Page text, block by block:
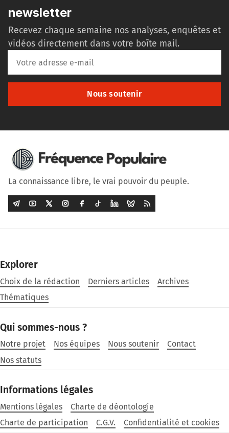
newsletter
Recevez chaque semaine nos analyses, enquêtes et
vidéos directement dans votre boîte mail.
Nous soutenir
La connaissance libre, le vrai pouvoir du peuple.
Explorer
Choix de la rédaction Derniers articles
Archives
Thématiques
Qui sommes-nous ?
Notre projet Nos équipes Nous soutenir
Contact
Nos statuts
Informations légales
Mentions légales
Charte de déontologie
Charte de participation
C.G.V. Confidentialité et cookies